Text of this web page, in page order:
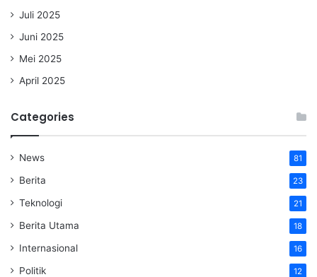
Juli 2025
Juni 2025
Mei 2025
April 2025
Categories
News 81
Berita 23
Teknologi 21
Berita Utama 18
Internasional 16
Politik 12